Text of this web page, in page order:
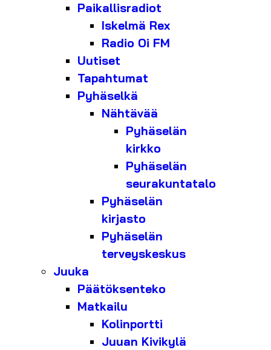
Paikallisradiot
Iskelmä Rex
Radio Oi FM
Uutiset
Tapahtumat
Pyhäselkä
Nähtävää
Pyhäselän
kirkko
Pyhäselän
seurakuntatalo
Pyhäselän
kirjasto
Pyhäselän
terveyskeskus
Juuka
Päätöksenteko
Matkailu
Kolinportti
Juuan Kivikylä